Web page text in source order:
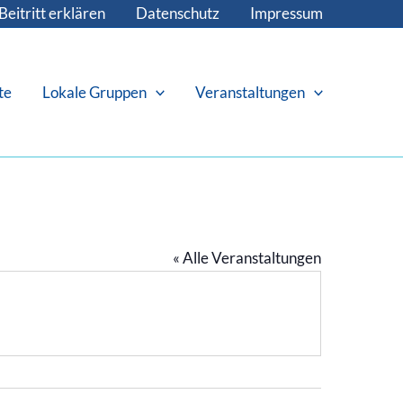
Beitritt erklären Datenschutz Impressum
Lokale Gruppen Veranstaltungen
« Alle Veranstaltungen